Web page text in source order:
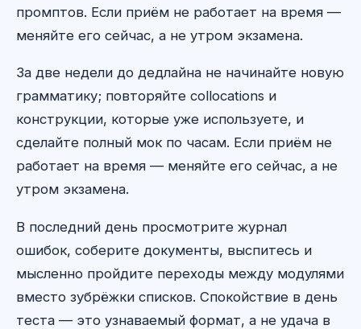
промптов. Если приём не работает на время —
меняйте его сейчас, а не утром экзамена.
За две недели до дедлайна не начинайте новую
грамматику; повторяйте collocations и
конструкции, которые уже используете, и
сделайте полный мок по часам. Если приём не
работает на время — меняйте его сейчас, а не
утром экзамена.
В последний день просмотрите журнал
ошибок, соберите документы, выспитесь и
мысленно пройдите переходы между модулями
вместо зубрёжки списков. Спокойствие в день
теста — это узнаваемый формат, а не удача в